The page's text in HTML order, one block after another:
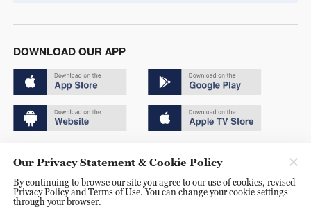
DOWNLOAD OUR APP
京ICP备20000184号
京公网安备 11010502050052号
Our Privacy Statement & Cookie Policy
By continuing to browse our site you agree to our use of cookies, revised
Privacy Policy and Terms of Use. You can change your cookie settings
through your browser.